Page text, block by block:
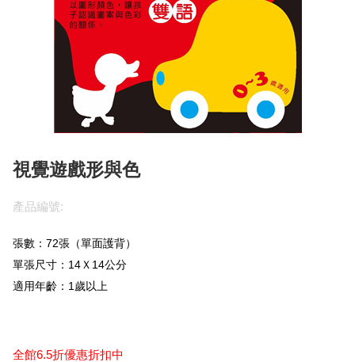
視覺遊戲形與色
產品編號:
張數：72張（單面護背）
單張尺寸：14Ｘ14公分
適用年齡：1歲以上
全館6.5折優惠折扣中